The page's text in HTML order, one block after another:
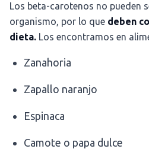
Los beta-carotenos no pueden
organismo, por lo que deben
dieta. Los encontramos en
Zanahoria
Zapallo naranjo
Espinaca
Camote o papa dulce